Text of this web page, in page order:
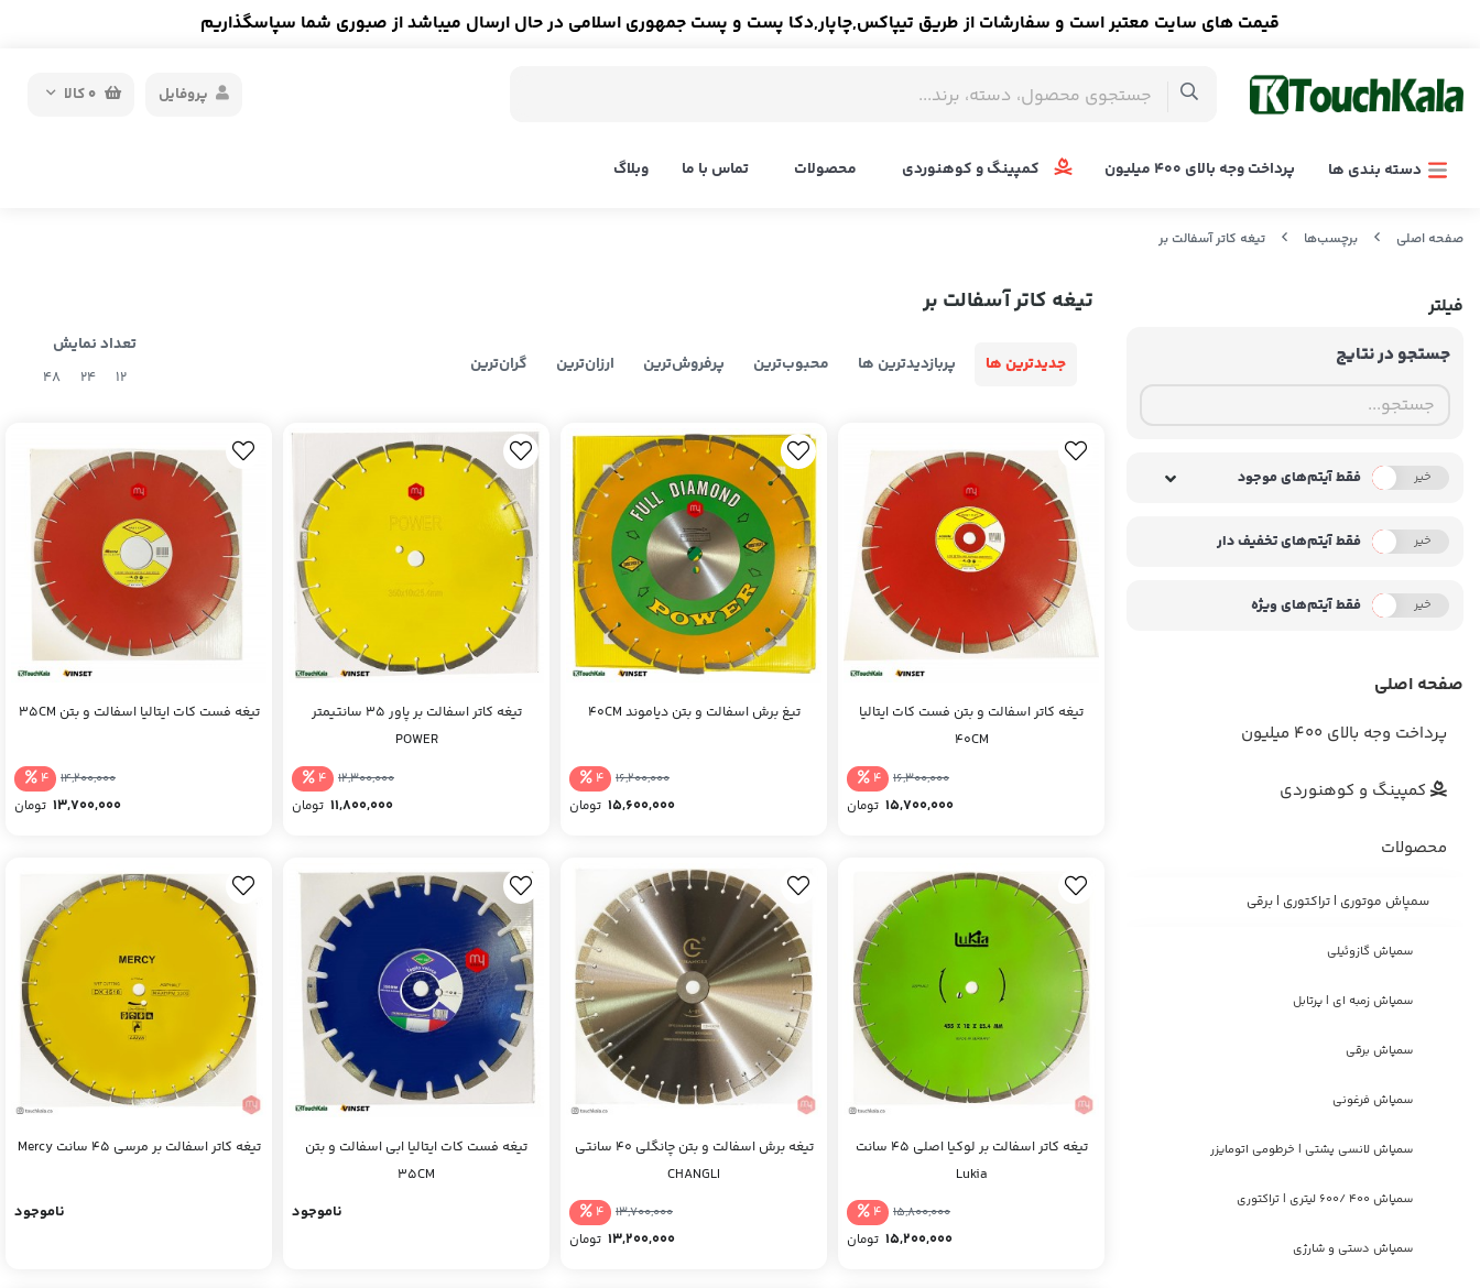
قیمت های سایت معتبر است و سفارشات از طریق تیپاکس,چاپار,دکا پست و پست جمهوری اسلامی در حال ارسال میباشد از صبوری شما سپاسگذاریم
0کالا پروفایل
دسته بندی ها پرداخت وجه بالای 400 میلیون کمپینگ و کوهنوردی محصولات تماس با ما وبلاگ
صفحه اصلی برچسب‌ها تیغه کاتر آسفالت بر
فیلتر
جستجو در نتایج
بله خیر فقط آیتم‌های موجود
بله خیر فقط آیتم‌های تخفیف دار
بله خیر فقط آیتم‌های ویژه
صفحه اصلی
پرداخت وجه بالای 400 میلیون
کمپینگ و کوهنوردی
محصولات
سمپاش موتوری | تراکتوری | برقی
سمپاش گازوئیلی
سمپاش زمبه ای | پرتابل
سمپاش برقی
سمپاش فرغونی
سمپاش لانسی پشتی | خرطومی اتومایزر
سمپاش 400 /600 لیتری | تراکتوری
سمپاش دستی و شارژی
تیغه کاتر آسفالت بر
جدیدترین ها پربازدیدترین ها محبوب‌‌ترین پرفروش‌ترین ارزان‌ترین گران‌ترین
تعداد نمایش
12
24
48
تیغه کاتر اسفالت و بتن فست کات ایتالیا
40CM
16,300,000
4
15,700,000 تومان
تیغ برش اسفالت و بتن دیاموند 40CM
16,200,000
4
15,600,000 تومان
تیغه کاتر اسفالت بر پاور 35 سانتیمتر
POWER
12,300,000
4
11,800,000 تومان
تیغه فست کات ایتالیا اسفالت و بتن 35CM
14,200,000
4
13,700,000 تومان
تیغه کاتر اسفالت بر لوکیا اصلی 45 سانت
Lukia
15,800,000
4
15,200,000 تومان
تیغه برش اسفالت و بتن چانگلی 40 سانتی
CHANGLI
13,700,000
4
13,200,000 تومان
تیغه فست کات ایتالیا ابی اسفالت و بتن
35CM
ناموجود
تیغه کاتر اسفالت بر مرسی 45 سانت Mercy
ناموجود